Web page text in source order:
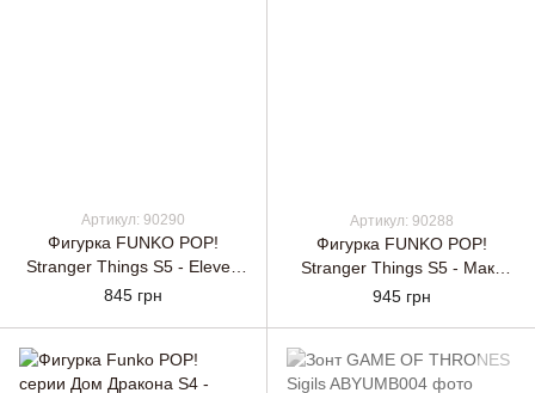
Артикул: 90290
Фигурка FUNKO POP!
Stranger Things S5 - Eleven
In Wetsuit
845 грн
Артикул: 90288
Фигурка FUNKO POP!
Stranger Things S5 - Макс
Мейфилд
945 грн